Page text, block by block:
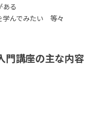
ある
学んでみたい 等々
門講座の主な内容